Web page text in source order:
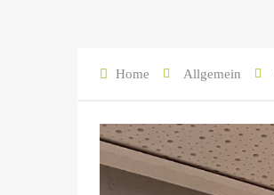
Home Allgemein